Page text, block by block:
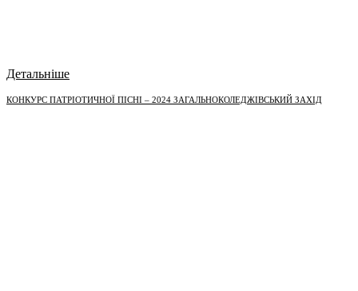
Детальніше
КОНКУРС ПАТРІОТИЧНОЇ ПІСНІ – 2024 ЗАГАЛЬНОКОЛЕДЖІВСЬКИЙ ЗАХІД